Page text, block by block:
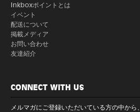
Inkboxポイントとは
イベント
配送について
掲載メディア
お問い合わせ
友達紹介
CONNECT WITH US
メルマガにご登録いただいている方の中から、